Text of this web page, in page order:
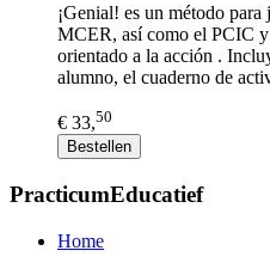
¡Genial! es un método
MCER, así como el PCIC
orientado a la acción .
alumno, el cuaderno de
€ 33,50
Bestellen
PracticumEducatief
Home